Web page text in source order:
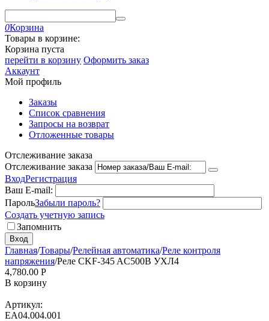
0Корзина
Товары в корзине:
Корзина пуста
перейти в корзину Оформить заказ
Аккаунт
Мой профиль
Заказы
Список сравнения
Запросы на возврат
Отложенные товары
Отслеживание заказа
Отслеживание заказа
ВходРегистрация
Ваш E-mail:
ПарольЗабыли пароль?
Создать учетную запись
Запомнить
Вход
Главная/Товары/Релейная автоматика/Реле контроля
напряжения/Реле CKF-345 AC500B УХЛ4
4,780.00 Р
В корзину
Артикул:
EA04.004.001